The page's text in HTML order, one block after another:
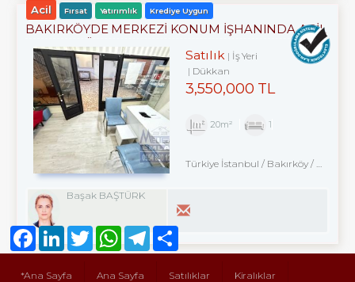
Acil Fırsat Yatırımlık Krediye Uygun
BAKIRKÖYDE MERKEZİ KONUM İŞHANINDA ACİL
SATILIK DÜKKAN
Satılık
İş Yeri
Dükkan
3,550,000 TL
20m² 1
Türkiye İstanbul / Bakırköy/ Kartaltepe
Başak BAŞTÜRK
*Ana Sayfa Ana Sayfa Satılıklar Kiralıklar
FacebookLinkedInTwitter WhatsAppTelegram